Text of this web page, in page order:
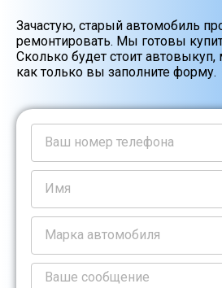
Зачастую, старый автомобиль
ремонтировать. Мы готовы
Сколько будет стоит
как только вы заполните форму.